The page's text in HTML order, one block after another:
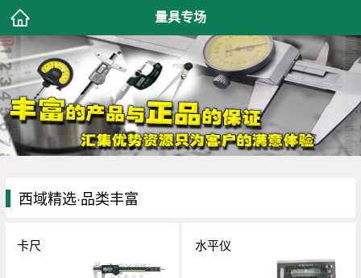
量具专场
西域精选·品类丰富
卡尺 水平仪